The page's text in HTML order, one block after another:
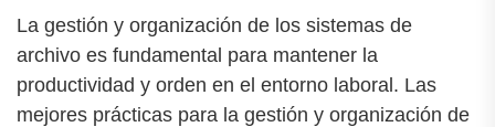
La gestión y organización de los sistemas de
archivo es fundamental para mantener la
productividad y orden en el entorno laboral. Las
mejores prácticas para la gestión y organización de